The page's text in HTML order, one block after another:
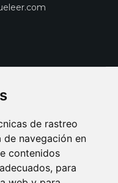
de rastreo
navegación en
contenidos
para